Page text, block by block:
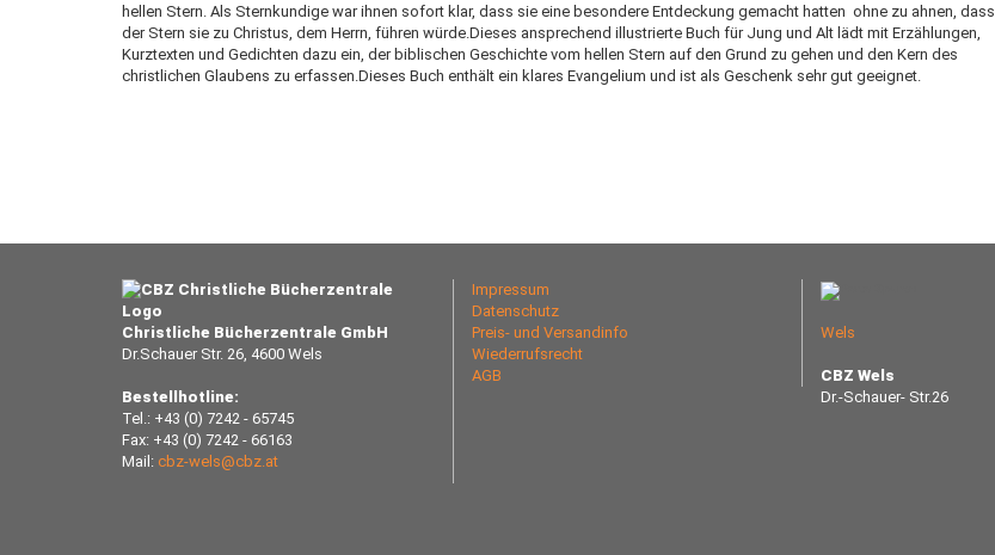
hellen Stern. Als Sternkundige war ihnen sofort klar, dass sie eine besondere Entdeckung gemacht hatten  ohne zu ahnen, dass
der Stern sie zu Christus, dem Herrn, führen würde.Dieses ansprechend illustrierte Buch für Jung und Alt lädt mit Erzählungen,
Kurztexten und Gedichten dazu ein, der biblischen Geschichte vom hellen Stern auf den Grund zu gehen und den Kern des
christlichen Glaubens zu erfassen.Dieses Buch enthält ein klares Evangelium und ist als Geschenk sehr gut geeignet.
Christliche Bücherzentrale GmbH
Dr.Schauer Str. 26, 4600 Wels
Bestellhotline:
Tel.: +43 (0) 7242 - 65745
Fax: +43 (0) 7242 - 66163
Mail: cbz-wels@cbz.at
Impressum
Datenschutz
Preis- und Versandinfo
Wiederrufsrecht
AGB
Wels
CBZ Wels
Dr.-Schauer- Str.26